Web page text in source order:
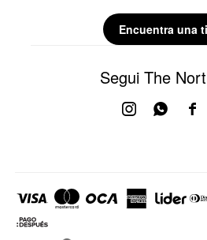
Encuentra una
Segui The

 